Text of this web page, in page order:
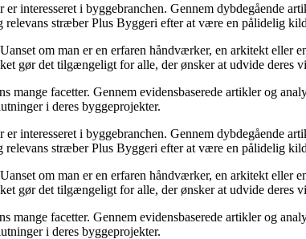
interesseret i byggebranchen. Gennem dybdegående
stræber Plus Byggeri efter at være en pålidelig
om man er en erfaren håndværker, en arkitekt eller
gør det tilgængeligt for alle, der ønsker at udvide deres
mange facetter. Gennem evidensbaserede artikler og
i deres byggeprojekter.
interesseret i byggebranchen. Gennem dybdegående
stræber Plus Byggeri efter at være en pålidelig
om man er en erfaren håndværker, en arkitekt eller
gør det tilgængeligt for alle, der ønsker at udvide deres
mange facetter. Gennem evidensbaserede artikler og
i deres byggeprojekter.